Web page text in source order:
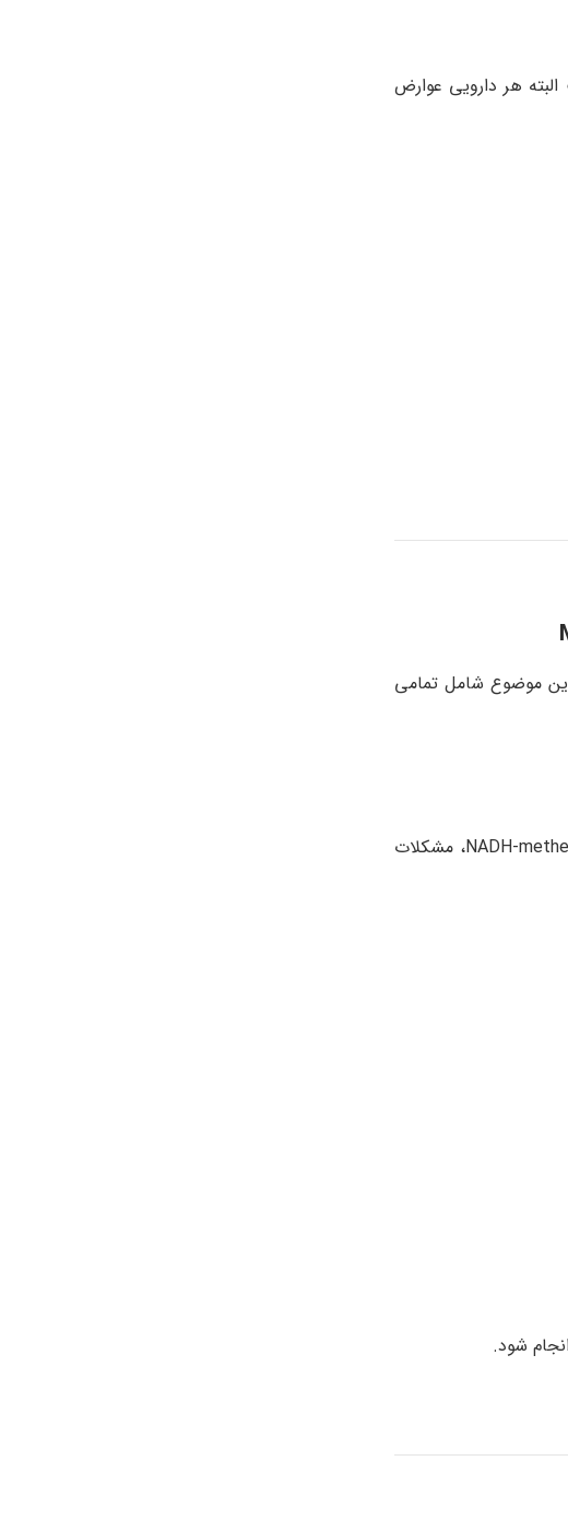
هر دارویی عوارض
موضوع شامل تمامی
اختلالات خونی خاص مثل کمبود G6PD، کمبود یا نقص پیروات کیناز، بیماری هموگلوبین M، نقص NADH-methemoglobin reductase، مشکلات
شود.